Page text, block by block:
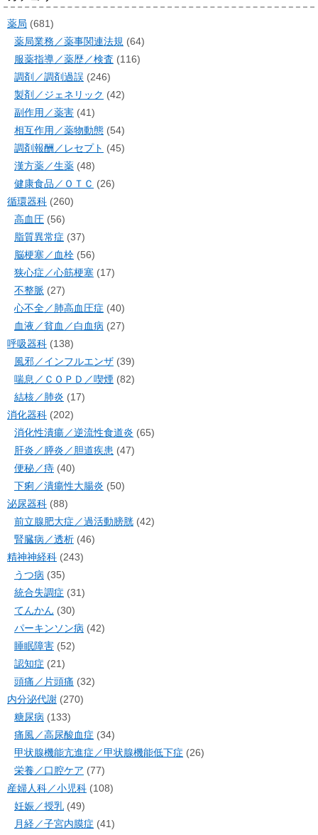
薬局 (681)
薬局業務／薬事関連法規 (64)
服薬指導／薬歴／検査 (116)
調剤／調剤過誤 (246)
製剤／ジェネリック (42)
副作用／薬害 (41)
相互作用／薬物動態 (54)
調剤報酬／レセプト (45)
漢方薬／生薬 (48)
健康食品／ＯＴＣ (26)
循環器科 (260)
高血圧 (56)
脂質異常症 (37)
脳梗塞／血栓 (56)
狭心症／心筋梗塞 (17)
不整脈 (27)
心不全／肺高血圧症 (40)
血液／貧血／白血病 (27)
呼吸器科 (138)
風邪／インフルエンザ (39)
喘息／ＣＯＰＤ／喫煙 (82)
結核／肺炎 (17)
消化器科 (202)
消化性潰瘍／逆流性食道炎 (65)
肝炎／膵炎／胆道疾患 (47)
便秘／痔 (40)
下痢／潰瘍性大腸炎 (50)
泌尿器科 (88)
前立腺肥大症／過活動膀胱 (42)
腎臓病／透析 (46)
精神神経科 (243)
うつ病 (35)
統合失調症 (31)
てんかん (30)
パーキンソン病 (42)
睡眠障害 (52)
認知症 (21)
頭痛／片頭痛 (32)
内分泌代謝 (270)
糖尿病 (133)
痛風／高尿酸血症 (34)
甲状腺機能亢進症／甲状腺機能低下症 (26)
栄養／口腔ケア (77)
産婦人科／小児科 (108)
妊娠／授乳 (49)
月経／子宮内膜症 (41)